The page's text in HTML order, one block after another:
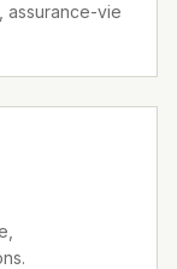
assurance-vie